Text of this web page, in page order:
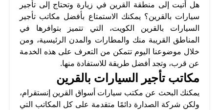
هل أتيت إلى منطقة القرين في زيارة وتحتاج إلى تأجير
سيارات بالقرين؟ يمكنك الاستمتاع بأفضل مكاتب تأجير
السيارات بالقرين الكويت، التي تتميز بتوافرها في
المناطق القريبة منك والمطارات والمدن الرئيسية، ومن
خلال موضوعنا اليوم تتمكن من التعرف على هذه الخدمة
عن قرب، وتجد أفضل طريقة للاستفادة منها.
مكاتب تأجير السيارات بالقرين
يمكنك البحث عن مكتب سيارات أسواق القرين إنستقرام،
ولكن شركة الصدارة دائمًا متقدمة على كل المكاتب التي